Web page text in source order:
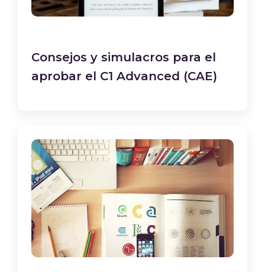
Consejos y simulacros para el
aprobar el C1 Advanced (CAE)